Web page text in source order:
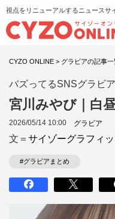
視点をリニューアルするニュースサ
CYZO ONLINE > グラビアの記事一
バズってるSNSグラビア
宮川みやび｜白
2026/05/14 10:00 グラビア
文＝ サイゾーグラフィッ
#グラビアまとめ